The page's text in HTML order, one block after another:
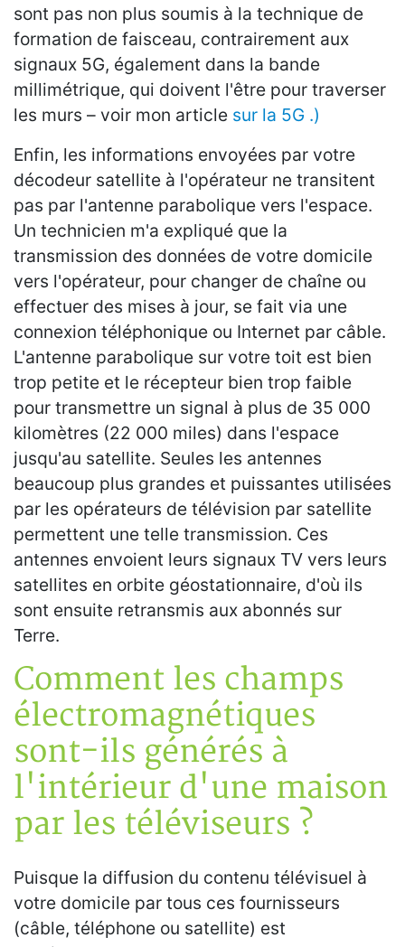
sont pas non plus soumis à la technique de
formation de faisceau, contrairement aux
signaux 5G, également dans la bande
millimétrique, qui doivent l'être pour traverser
les murs – voir mon article sur la 5G .)
Enfin, les informations envoyées par votre
décodeur satellite à l'opérateur ne transitent
pas par l'antenne parabolique vers l'espace.
Un technicien m'a expliqué que la
transmission des données de votre domicile
vers l'opérateur, pour changer de chaîne ou
effectuer des mises à jour, se fait via une
connexion téléphonique ou Internet par câble.
L'antenne parabolique sur votre toit est bien
trop petite et le récepteur bien trop faible
pour transmettre un signal à plus de 35 000
kilomètres (22 000 miles) dans l'espace
jusqu'au satellite. Seules les antennes
beaucoup plus grandes et puissantes utilisées
par les opérateurs de télévision par satellite
permettent une telle transmission. Ces
antennes envoient leurs signaux TV vers leurs
satellites en orbite géostationnaire, d'où ils
sont ensuite retransmis aux abonnés sur
Terre.
Comment les champs
électromagnétiques
sont-ils générés à
l'intérieur d'une maison
par les téléviseurs ?
Puisque la diffusion du contenu télévisuel à
votre domicile par tous ces fournisseurs
(câble, téléphone ou satellite) est